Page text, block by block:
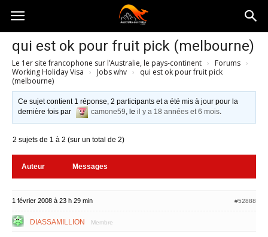
Australia-
australie.com
qui est ok pour fruit pick (melbourne)
Le 1er site francophone sur l’Australie, le pays-continent › Forums ›
Working Holiday Visa › Jobs whv ›
qui est ok pour fruit pick
(melbourne)
Ce sujet contient 1 réponse, 2 participants et a été mis à jour pour la
dernière fois par
camone59, leil y a 18 années et 6 mois.
2 sujets de 1 à 2 (sur un total de 2)
Auteur Messages
1 février 2008 à 23 h 29 min #52888
DIASSAMILLION Membre